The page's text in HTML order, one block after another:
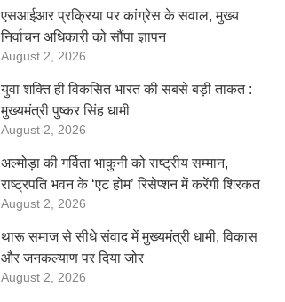
एसआईआर प्रक्रिया पर कांग्रेस के सवाल, मुख्य
निर्वाचन अधिकारी को सौंपा ज्ञापन
August 2, 2026
युवा शक्ति ही विकसित भारत की सबसे बड़ी ताकत :
मुख्यमंत्री पुष्कर सिंह धामी
August 2, 2026
अल्मोड़ा की गर्विता भाकुनी को राष्ट्रीय सम्मान,
राष्ट्रपति भवन के ‘एट होम’ रिसेप्शन में करेंगी शिरकत
August 2, 2026
थारू समाज से सीधे संवाद में मुख्यमंत्री धामी, विकास
और जनकल्याण पर दिया जोर
August 2, 2026